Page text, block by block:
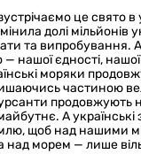
це свято
долі мільйонів
та випробування.
нашої єдності, нашої
моряки
частиною
продовжують
А
щоб над нашими
над морем — лише